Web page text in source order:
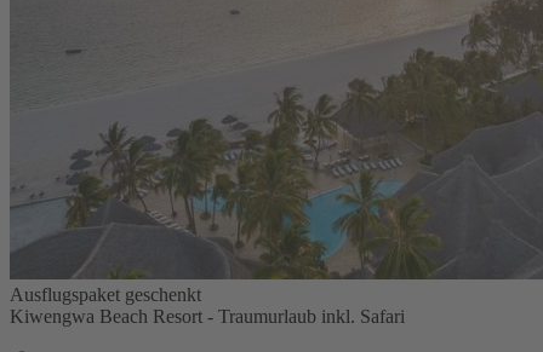
Ausflugspaket geschenkt
Kiwengwa Beach Resort - Traumurlaub inkl. Safari